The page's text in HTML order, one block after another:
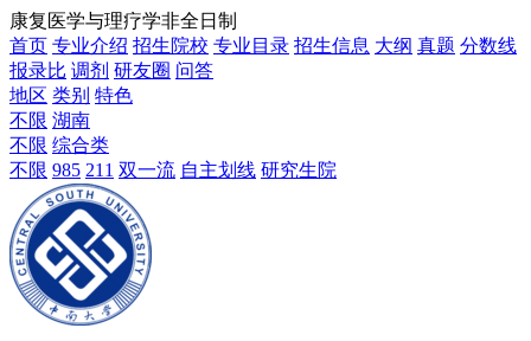
康复医学与理疗学非全日制
首页 专业介绍 招生院校 专业目录 招生信息 大纲 真题 分数线
报录比 调剂 研友圈 问答
地区 类别 特色
不限 湖南
不限 综合类
不限 985 211 双一流 自主划线 研究生院